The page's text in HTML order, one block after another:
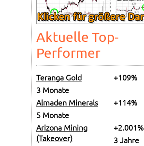
Aktuelle Top-
Performer
Teranga Gold
+109%
3 Monate
Almaden Minerals
+114%
5 Monate
Arizona Mining
(Takeover)
+2.001%
3 Jahre